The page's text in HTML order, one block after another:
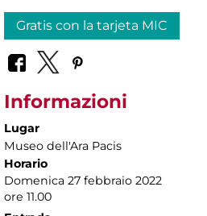
Gratis con la tarjeta MIC
Informazioni
Lugar
Museo dell'Ara Pacis
Horario
Domenica 27 febbraio 2022
ore 11.00